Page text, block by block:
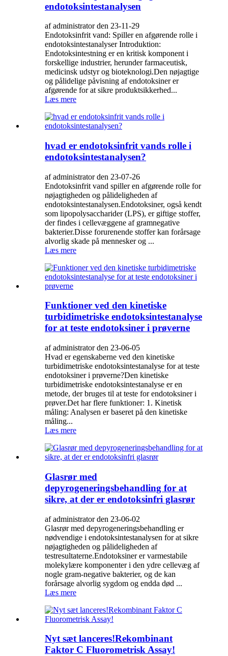
endotoksintestanalysen
af administrator den 23-11-29
Endotoksinfrit vand: Spiller en afgørende rolle i
endotoksintestanalyser Introduktion:
Endotoksintestning er en kritisk komponent i
forskellige industrier, herunder farmaceutisk,
medicinsk udstyr og bioteknologi.Den nøjagtige
og pålidelige påvisning af endotoksiner er
afgørende for at sikre produktsikkerhed...
Læs mere
hvad er endotoksinfrit vands rolle i
endotoksintestanalysen?
af administrator den 23-07-26
Endotoksinfrit vand spiller en afgørende rolle for
nøjagtigheden og pålideligheden af ​​
endotoksintestanalysen.Endotoksiner, også kendt
som lipopolysaccharider (LPS), er giftige stoffer,
der findes i cellevæggene af gramnegative
bakterier.Disse forurenende stoffer kan forårsage
alvorlig skade på mennesker og ...
Læs mere
Funktioner ved den kinetiske
turbidimetriske endotoksintestanalyse
for at teste endotoksiner i prøverne
af administrator den 23-06-05
Hvad er egenskaberne ved den kinetiske
turbidimetriske endotoksintestanalyse for at teste
endotoksiner i prøverne?Den kinetiske
turbidimetriske endotoksintestanalyse er en
metode, der bruges til at teste for endotoksiner i
prøver.Det har flere funktioner: 1. Kinetisk
måling: Analysen er baseret på den kinetiske
måling...
Læs mere
Glasrør med
depyrogeneringsbehandling for at
sikre, at der er endotoksinfri glasrør
af administrator den 23-06-02
Glasrør med depyrogeneringsbehandling er
nødvendige i endotoksintestanalysen for at sikre
nøjagtigheden og pålideligheden af ​​
testresultaterne.Endotoksiner er varmestabile
molekylære komponenter i den ydre cellevæg af
nogle gram-negative bakterier, og de kan
forårsage alvorlig sygdom og endda død ...
Læs mere
Nyt sæt lanceres!Rekombinant
Faktor C Fluorometrisk Assay!